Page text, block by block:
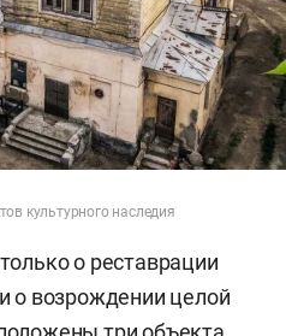
культурного наследия
о реставрации
о возрождении целой